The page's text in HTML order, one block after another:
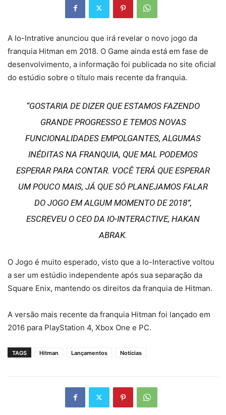
A Io-Intrative anunciou que irá revelar o novo jogo da
franquia Hitman em 2018. O Game ainda está em fase de
desenvolvimento, a informação foi publicada no site oficial
do estúdio sobre o título mais recente da franquia.
“GOSTARIA DE DIZER QUE ESTAMOS FAZENDO
GRANDE PROGRESSO E TEMOS NOVAS
FUNCIONALIDADES EMPOLGANTES, ALGUMAS
INÉDITAS NA FRANQUIA, QUE MAL PODEMOS
ESPERAR PARA CONTAR. VOCÊ TERÁ QUE ESPERAR
UM POUCO MAIS, JÁ QUE SÓ PLANEJAMOS FALAR
DO JOGO EM ALGUM MOMENTO DE 2018”,
ESCREVEU O CEO DA IO-INTERACTIVE, HAKAN
ABRAK.
O Jogo é muito esperado, visto que a Io-Interactive voltou
a ser um estúdio independente após sua separação da
Square Enix, mantendo os direitos da franquia de Hitman.
A versão mais recente da franquia Hitman foi lançado em
2016 para PlayStation 4, Xbox One e PC.
TAGS Hitman Lançamentos Notícias